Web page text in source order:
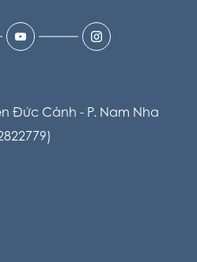
Đức Cảnh - P. Nam Nha